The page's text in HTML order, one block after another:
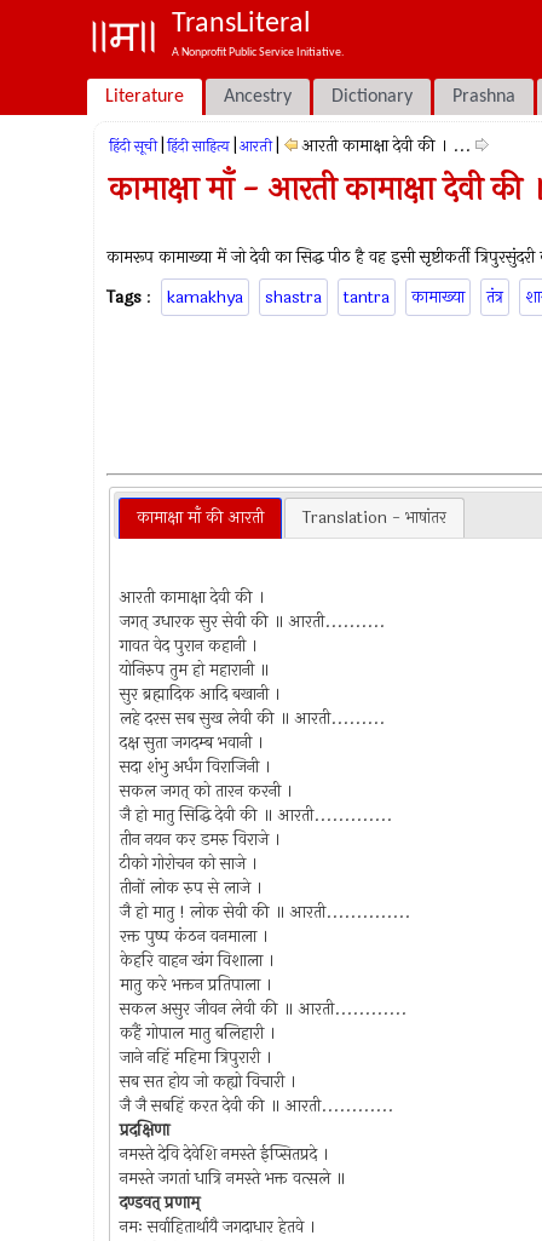
TransLiteral
A Nonprofit Public Service Initiative.
Literature Ancestry Dictionary Prashna
हिंदी सूची हिंदी साहित्य आरती आरती कामाक्षा देवी की । ...
कामाक्षा माँ - आरती कामाक्षा देवी
कामरूप कामाख्या में जो देवी का सिद्ध पीठ है वह इसी सृष्टीकर्ती
Tags : kamakhya shastra tantra कामाख्या तंत्र
कामाक्षा माँ की आरती Translation - भाषांतर
आरती कामाक्षा देवी की ।
जगत् उधारक सुर सेवी की ॥ आरती..........
गावत वेद पुरान कहानी ।
योनिरुप तुम हो महारानी ॥
सुर ब्रह्मादिक आदि बखानी ।
लहे दरस सब सुख लेवी की ॥ आरती.........
दक्ष सुता जगदम्ब भवानी ।
सदा शंभु अर्धंग विराजिनी ।
सकल जगत् को तारन करनी ।
जै हो मातु सिद्धि देवी की ॥ आरती.............
तीन नयन कर डमरु विराजे ।
टीको गोरोचन को साजे ।
तीनों लोक रुप से लाजे ।
जै हो मातु ! लोक सेवी की ॥ आरती..............
रक्त पुष्प कंठन वनमाला ।
केहरि वाहन खंग विशाला ।
मातु करे भक्तन प्रतिपाला ।
सकल असुर जीवन लेवी की ॥ आरती............
कहैं गोपाल मातु बलिहारी ।
जाने नहिं महिमा त्रिपुरारी ।
सब सत होय जो कह्यो विचारी ।
जै जै सबहिं करत देवी की ॥ आरती............
प्रदक्षिणा
नमस्ते देवि देवेशि नमस्ते ईप्सितप्रदे ।
नमस्ते जगतां धात्रि नमस्ते भक्त वत्सले ॥
दण्डवत् प्रणाम्
नमः सर्वाहितार्थायै जगदाधार हेतवे ।